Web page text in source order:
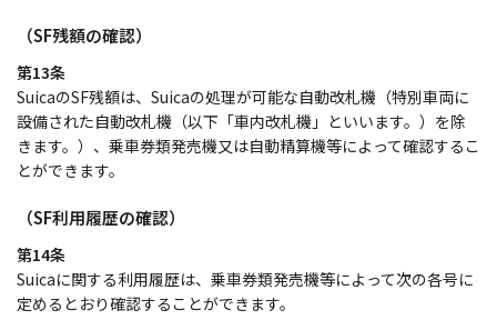
（SF残額の確認）
第13条
SuicaのSF残額は、Suicaの処理が可能な自動改札機（特別車両に
設備された自動改札機（以下「車内改札機」といいます。）を除
きます。）、乗車券類発売機又は自動精算機等によって確認するこ
とができます。
（SF利用履歴の確認）
第14条
Suicaに関する利用履歴は、乗車券類発売機等によって次の各号に
定めるとおり確認することができます。